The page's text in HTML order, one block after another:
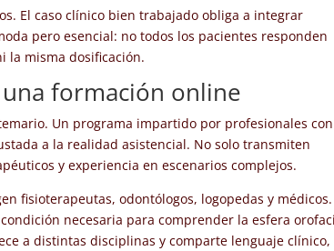
El caso clínico bien trabajado obliga a integrar
pero esencial: no todos los pacientes responden
la misma dosificación.
formación online
Un programa impartido por profesionales con
a la realidad asistencial. No solo transmiten
y experiencia en escenarios complejos.
fisioterapeutas, odontólogos, logopedas y médicos.
necesaria para comprender la esfera
a distintas disciplinas y comparte lenguaje clínico,